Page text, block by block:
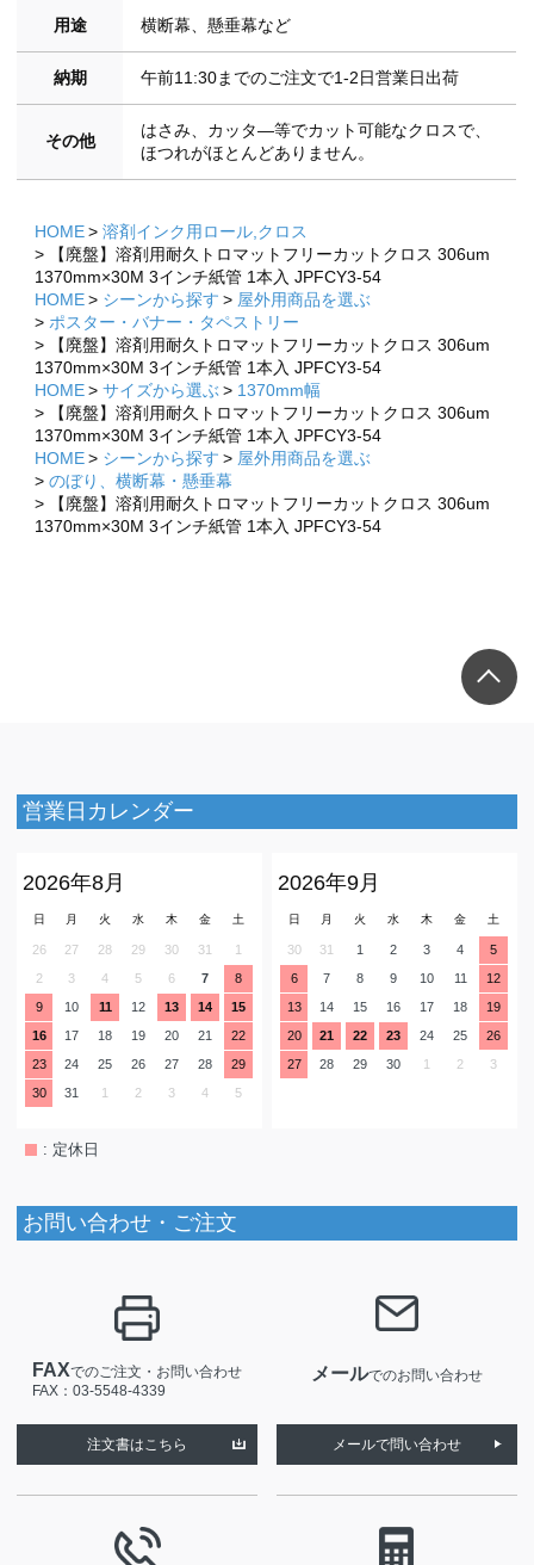
×
×
用途 横断幕、懸垂幕など
納期 午前11:30までのご注文で1-2日営業日出荷
その他
はさみ、カッタ―等でカット可能なクロスで、
ほつれがほとんどありません。
HOME
溶剤インク用ロール,クロス
【廃盤】溶剤用耐久トロマットフリーカットクロス 306um
1370mm×30M 3インチ紙管 1本入 JPFCY3-54
HOME
シーンから探す
屋外用商品を選ぶ
ポスター・バナー・タペストリー
【廃盤】溶剤用耐久トロマットフリーカットクロス 306um
1370mm×30M 3インチ紙管 1本入 JPFCY3-54
HOME
サイズから選ぶ
1370mm幅
【廃盤】溶剤用耐久トロマットフリーカットクロス 306um
1370mm×30M 3インチ紙管 1本入 JPFCY3-54
HOME
シーンから探す
屋外用商品を選ぶ
のぼり、横断幕・懸垂幕
【廃盤】溶剤用耐久トロマットフリーカットクロス 306um
1370mm×30M 3インチ紙管 1本入 JPFCY3-54
営業日カレンダー
2026年8月
日 月 火 水 木 金 土
26 27 28 29 30 31
1
2
3 4 5 6 7
8
9
10 11 12 13 14
15
16
17 18 19 20 21
22
23
24 25 26 27 28
29
30
31 1 2 3 4 5
2026年9月
日 月 火 水 木 金 土
30 31 1 2 3 4
5
6
7 8 9 10 11
12
13
14 15 16 17 18
19
20
21 22 23 24 25
26
27
28 29 30 1 2 3
: 定休日
お問い合わせ・ご注文
FAXでのご注文・お問い合わせ
FAX：03-5548-4339
注文書はこちら
メールでのお問い合わせ
メールで問い合わせ